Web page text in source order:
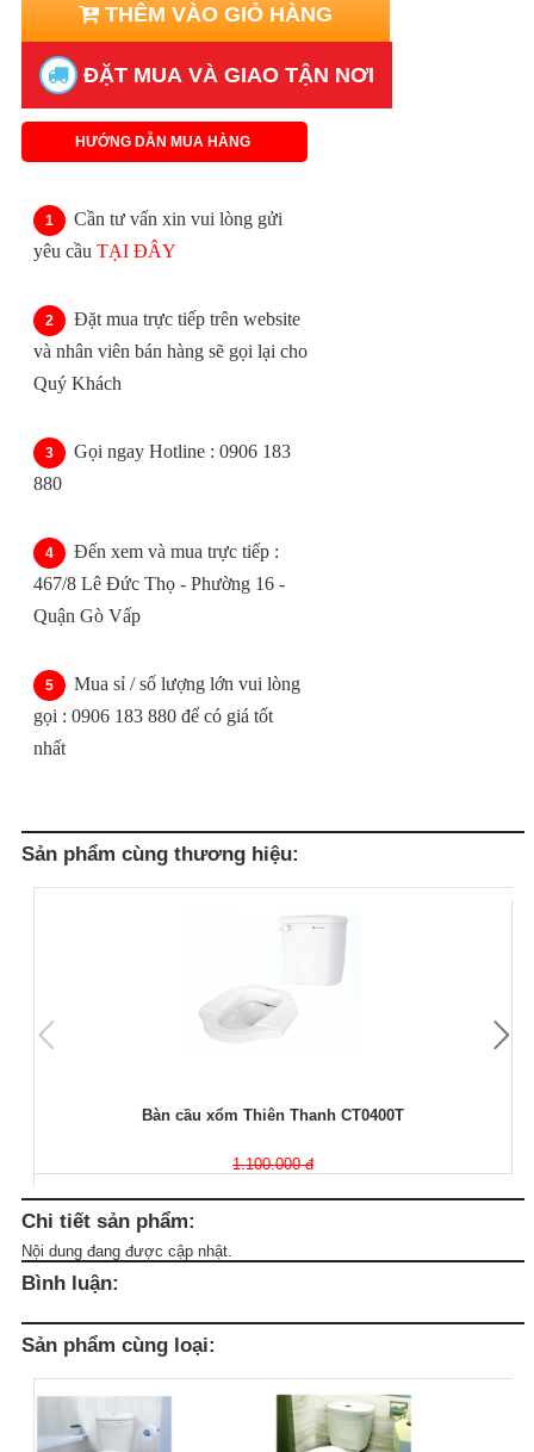
THÊM VÀO GIỎ HÀNG
ĐẶT MUA VÀ GIAO TẬN NƠI
HƯỚNG DẪN MUA HÀNG
Cần tư vấn xin vui lòng gửi
yêu cầu TẠI ĐÂY
Đặt mua trực tiếp trên website
và nhân viên bán hàng sẽ gọi lại cho
Quý Khách
Gọi ngay Hotline : 0906 183
880
Đến xem và mua trực tiếp :
467/8 Lê Đức Thọ - Phường 16 -
Quận Gò Vấp
Mua sỉ / số lượng lớn vui lòng
gọi : 0906 183 880 để có giá tốt
nhất
Sản phẩm cùng thương hiệu:
Bàn cầu xổm Thiên Thanh CT0400T
1.100.000 đ
Chi tiết sản phẩm:
Nội dung đang được cập nhật.
Bình luận:
Sản phẩm cùng loại: